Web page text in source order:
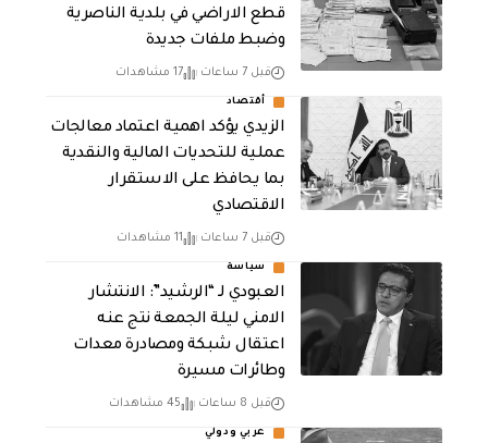
قطع الاراضي في بلدية الناصرية
وضبط ملفات جديدة
قبل 7 ساعات 17 مشاهدات
أقتصاد
الزيدي يؤكد اهمية اعتماد معالجات
عملية للتحديات المالية والنقدية
بما يحافظ على الاستقرار
الاقتصادي
قبل 7 ساعات 11 مشاهدات
سياسة
العبودي لـ “الرشيد”: الانتشار
الامني ليلة الجمعة نتج عنه
اعتقال شبكة ومصادرة معدات
وطائرات مسيرة
قبل 8 ساعات 45 مشاهدات
عربي ودولي